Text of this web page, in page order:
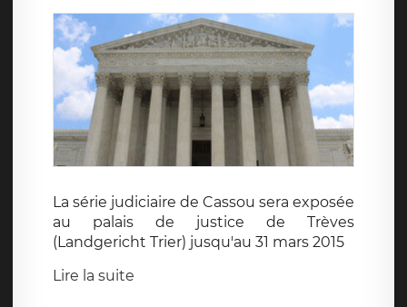
La série judiciaire de Cassou sera exposée
au palais de justice de Trèves
(Landgericht Trier) jusqu'au 31 mars 2015
Lire la suite